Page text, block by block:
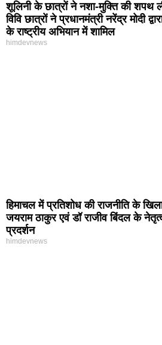
शूलिनी के छात्रों ने नशा-मुक्ति की शपथ
विवि छात्रों ने प्रधानमंत्री नरेंद्र मोदी
के राष्ट्रीय अभियान में शामिल
himdevnews
हिमाचल में प्रतिशोध की राजनीति के
जयराम ठाकुर एवं डॉ राजीव बिंदल के
प्रदर्शन
himdevnews